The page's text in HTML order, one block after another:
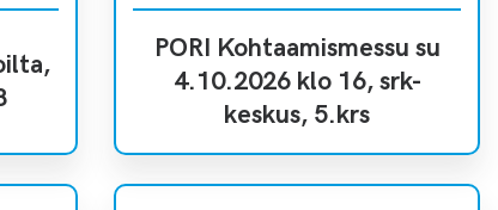
PORI Kohtaamismessu su
4.10.2026 klo 16, srk-
keskus, 5.krs